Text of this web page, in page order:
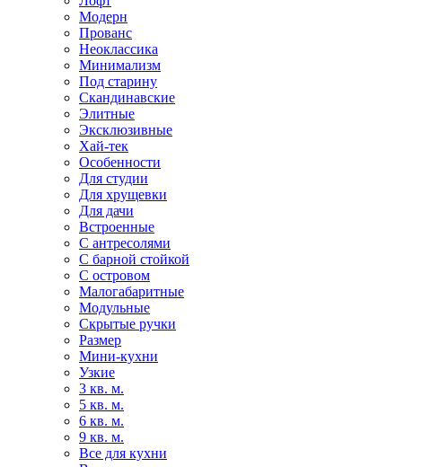
Модерн
Прованс
Неоклассика
Минимализм
Под старину
Скандинавские
Элитные
Эксклюзивные
Хай-тек
Особенности
Для студии
Для хрущевки
Для дачи
Встроенные
С антресолями
С барной стойкой
С островом
Малогабаритные
Модульные
Скрытые ручки
Размер
Мини-кухни
Узкие
3 кв. м.
5 кв. м.
6 кв. м.
9 кв. м.
Все для кухни